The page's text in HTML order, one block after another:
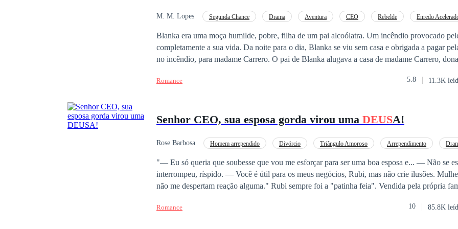
M. M. Lopes Segunda Chance Drama Aventura CEO Rebelde Enredo
Blanka era uma moça humilde, pobre, filha de um pai alcoólatra. Um incêndio provocado
completamente a sua vida. Da noite para o dia, Blanka se viu sem casa e obrigada a pagar
no incêndio, para madame Carrero. O pai de Blanka alugava a casa de madame Carrero,
ameaça Blanka, em mandá-la para a cadeia, se não assumisse o prejuízo. Madame Carrero vê
morar, para não ir presa, Blanka cede a chantagem de madame Carrero. E o maior lance no
é apenas um romance hot. Tem mistério, drama, ambição. O romance aborda também o amor
Romance 5.8 11.3K
Senhor CEO, sua esposa gorda virou uma DEUSA!
Rose Barbosa Homem arrependido Divórcio Triângulo Amoroso Arrependimento
"— Eu só queria que soubesse que vou me esforçar para ser uma boa esposa e... — Não se esforce. — Ele me
interrompeu, ríspido. — Você é útil para os meus negócios, Rubi, mas não crie ilusões.
não me despertam reação alguma." Rubi sempre foi a "patinha feia". Vendida pela própria família falida para o
de uma mulher sem atrativos para afastar caçadoras de fortuna e garantir seu testamento. Humilhada e
Romance 10 85.8K